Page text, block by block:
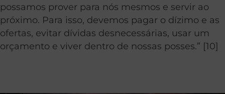
possamos prover para nós mesmos e servir ao
próximo. Para isso, devemos pagar o dízimo e as
ofertas, evitar dívidas desnecessárias, usar um
orçamento e viver dentro de nossas posses.” [10]